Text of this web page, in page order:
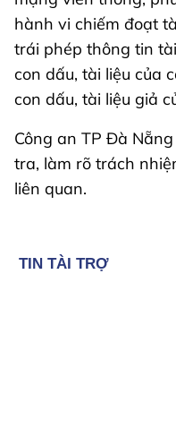
hành vi chiếm đoạt
trái phép thông tin
con dấu, tài liệu của
con dấu, tài liệu giả
Công an TP Đà
tra, làm rõ trách
liên quan.